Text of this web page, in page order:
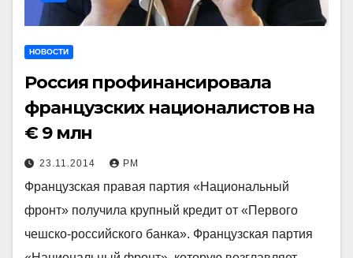
НОВОСТИ
Россия профинансировала
французских националистов на
€ 9 млн
23.11.2014 РМ
Французская правая партия «Национальный
фронт» получила крупный кредит от «Первого
чешско-российского банка». Французская партия